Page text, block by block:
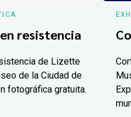
resistencia
de Lizette
de la Ciudad de
fotográfica gratuita.